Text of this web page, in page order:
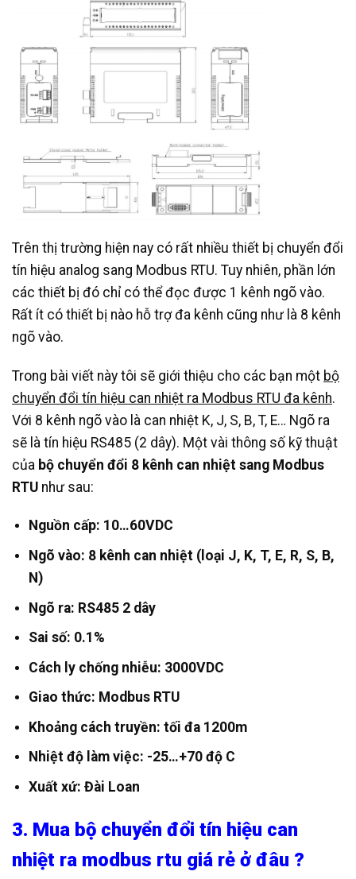
Trên thị trường hiện nay có rất nhiều thiết bị chuyển đổi
tín hiệu analog sang Modbus RTU. Tuy nhiên, phần lớn
các thiết bị đó chỉ có thể đọc được 1 kênh ngõ vào.
Rất ít có thiết bị nào hỗ trợ đa kênh cũng như là 8 kênh
ngõ vào.
Trong bài viết này tôi sẽ giới thiệu cho các bạn một bộ
chuyển đổi tín hiệu can nhiệt ra Modbus RTU đa kênh.
Với 8 kênh ngõ vào là can nhiệt K, J, S, B, T, E… Ngõ ra
sẽ là tín hiệu RS485 (2 dây). Một vài thông số kỹ thuật
của bộ chuyển đổi 8 kênh can nhiệt sang Modbus
RTU như sau:
Nguồn cấp: 10…60VDC
Ngõ vào: 8 kênh can nhiệt (loại J, K, T, E, R, S, B,
N)
Ngõ ra: RS485 2 dây
Sai số: 0.1%
Cách ly chống nhiễu: 3000VDC
Giao thức: Modbus RTU
Khoảng cách truyền: tối đa 1200m
Nhiệt độ làm việc: -25…+70 độ C
Xuất xứ: Đài Loan
3. Mua bộ chuyển đổi tín hiệu can
nhiệt ra modbus rtu giá rẻ ở đâu ?